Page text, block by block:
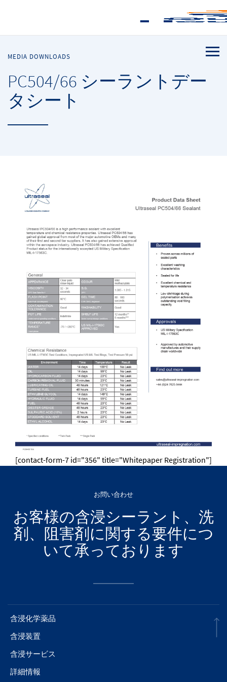
MEDIA DOWNLOADS
PC504/66 シーラントデー
タシート
[contact-form-7 id="356" title="Whitepaper Registration"]
お問い合わせ
お客様の含浸シーラント、洗
剤、阻害剤に関する要件につ
いて承っております
含浸化学薬品
含浸装置
含浸サービス
詳細情報